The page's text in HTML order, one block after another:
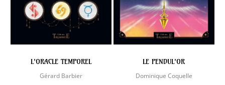
L'ORACLE TEMPOREL
Gérard Barbier
LE PENDUL'OR
Dominique Coquelle